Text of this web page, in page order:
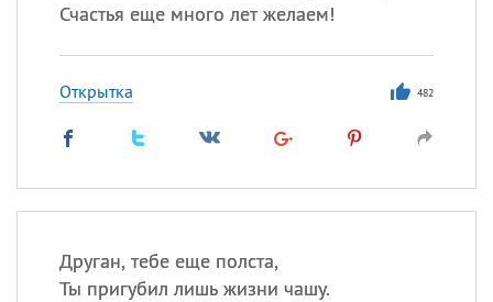
Счастья еще много лет желаем!
Открытка 482
Друган, тебе еще полста,
Ты пригубил лишь жизни чашу.